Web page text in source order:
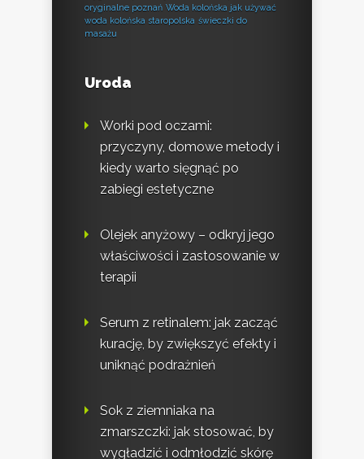
oryginalne poznań Woda kolońska jak używać
woda kolońska staropolska świeczki do
masażu
Uroda
Worki pod oczami:
przyczyny, domowe metody i
kiedy warto sięgnąć po
zabiegi estetyczne
Olejek anyżowy – odkryj jego
właściwości i zastosowanie w
terapii
Serum z retinalem: jak zacząć
kurację, by zwiększyć efekty i
uniknąć podrażnień
Sok z ziemniaka na
zmarszczki: jak stosować, by
wygładzić i odmłodzić skórę